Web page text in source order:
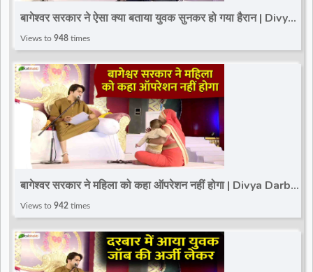
बागेश्वर सरकार ने ऐसा क्या बताया युवक सुनकर हो गया हैरान | Divya
Darbar | Bageshwar Dham | Karera
Views to 948 times
बागेश्वर सरकार ने महिला को कहा ऑपरेशन नहीं होगा | Divya Darbar
| Bageshwar Dham | Karera
Views to 942 times